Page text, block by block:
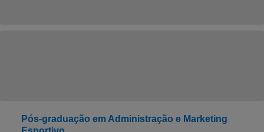
Pós-graduação em Administração e Marketing